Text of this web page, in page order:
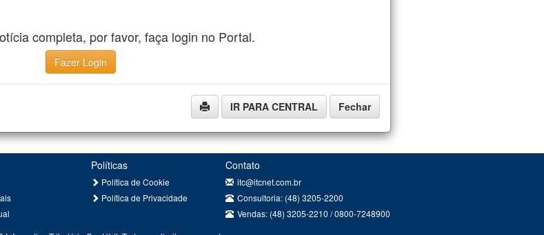
completa, por favor, faça login no Portal.
Fazer Login
IR PARA CENTRAL Fechar
Políticas
Política de Cookie
Política de Privacidade
Contato
itc@itcnet.com.br
Consultoria: (48) 3205-2200
Vendas: (48) 3205-2210 / 0800-7248900